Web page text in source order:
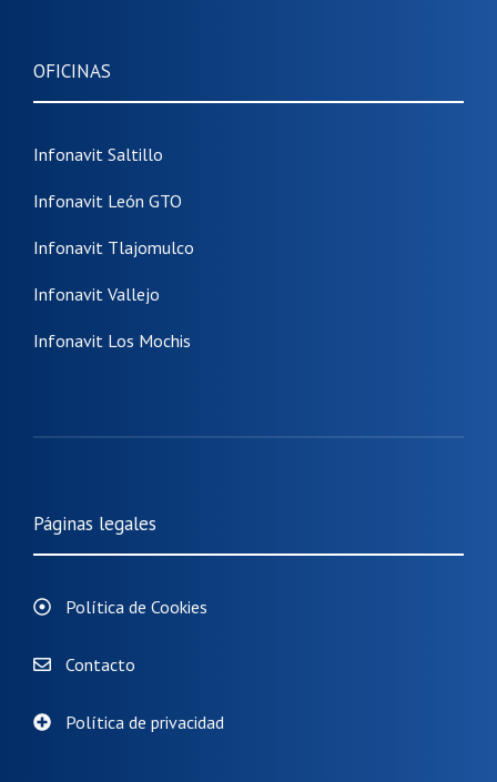
OFICINAS
Infonavit Saltillo
Infonavit León GTO
Infonavit Tlajomulco
Infonavit Vallejo
Infonavit Los Mochis
Páginas legales
Política de Cookies
Contacto
Política de privacidad